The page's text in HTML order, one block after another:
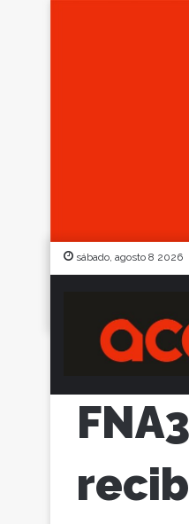
sábado, agosto 8 2026
Inicio/